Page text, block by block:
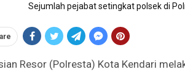
Sejumlah pejabat setingkat polsek di
Resor (Polresta) Kota Kendari